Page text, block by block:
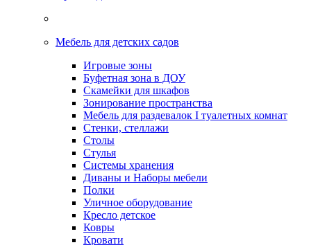
Мебель для детских садов
Игровые зоны
Буфетная зона в ДОУ
Скамейки для шкафов
Зонирование пространства
Мебель для раздевалок I туалетных комнат
Стенки, стеллажи
Столы
Стулья
Системы хранения
Диваны и Наборы мебели
Полки
Уличное оборудование
Кресло детское
Ковры
Кровати